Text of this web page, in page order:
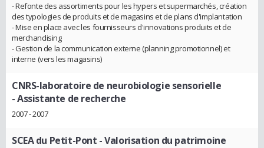
- Refonte des assortiments pour les hypers et supermarchés, création
des typologies de produits et de magasins et de plans d'implantation
- Mise en place avec les fournisseurs d'innovations produits et de
merchandising
- Gestion de la communication externe (planning promotionnel) et
interne (vers les magasins)
CNRS-laboratoire de neurobiologie sensorielle
- Assistante de recherche
2007 - 2007
SCEA du Petit-Pont - Valorisation du patrimoine